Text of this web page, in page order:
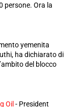
persone. Ora la
yemenita
ha dichiarato di
del blocco
Oil- President